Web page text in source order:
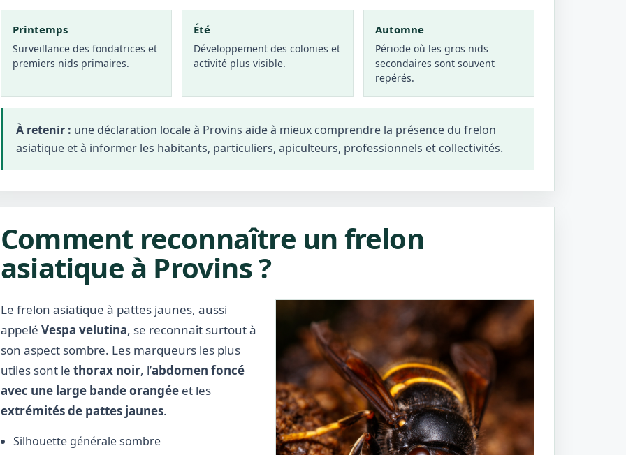
Printemps
Surveillance des fondatrices et
premiers nids primaires.
Été
Développement des colonies et
activité plus visible.
Automne
Période où les gros nids
secondaires sont souvent
repérés.
À retenir : une déclaration locale à Provins aide à mieux comprendre la présence du frelon
asiatique et à informer les habitants, particuliers, apiculteurs, professionnels et collectivités.
Comment reconnaître un frelon
asiatique à Provins ?
Le frelon asiatique à pattes jaunes, aussi
appelé Vespa velutina, se reconnaît surtout à
son aspect sombre. Les marqueurs les plus
utiles sont le thorax noir, l’abdomen foncé
avec une large bande orangée et les
extrémités de pattes jaunes.
Silhouette générale sombre